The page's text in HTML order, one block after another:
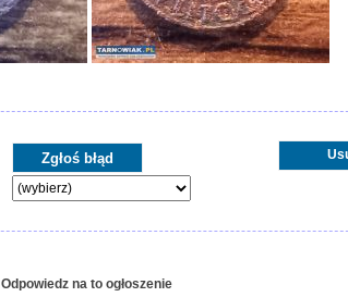
Odpowiedz na to ogłoszenie